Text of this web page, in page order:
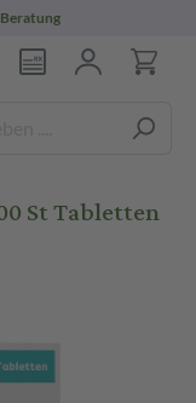
St Tabletten